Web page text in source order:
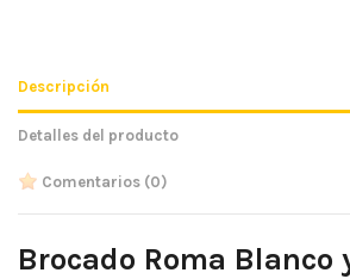
Descripción
Detalles del producto
Comentarios (0)
Brocado Roma Blanco